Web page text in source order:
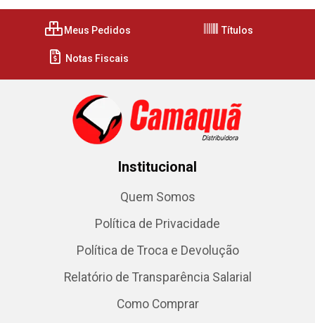
Meus Pedidos Títulos
Notas Fiscais
Institucional
Quem Somos
Política de Privacidade
Política de Troca e Devolução
Relatório de Transparência Salarial
Como Comprar